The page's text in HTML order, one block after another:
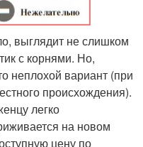
выглядит не слишком
с корнями. Но,
неплохой вариант (при
происхождения).
легко
на новом
цену по